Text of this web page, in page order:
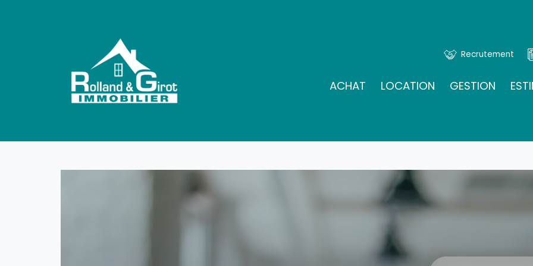
Recrutement
ACHAT LOCATION GESTION